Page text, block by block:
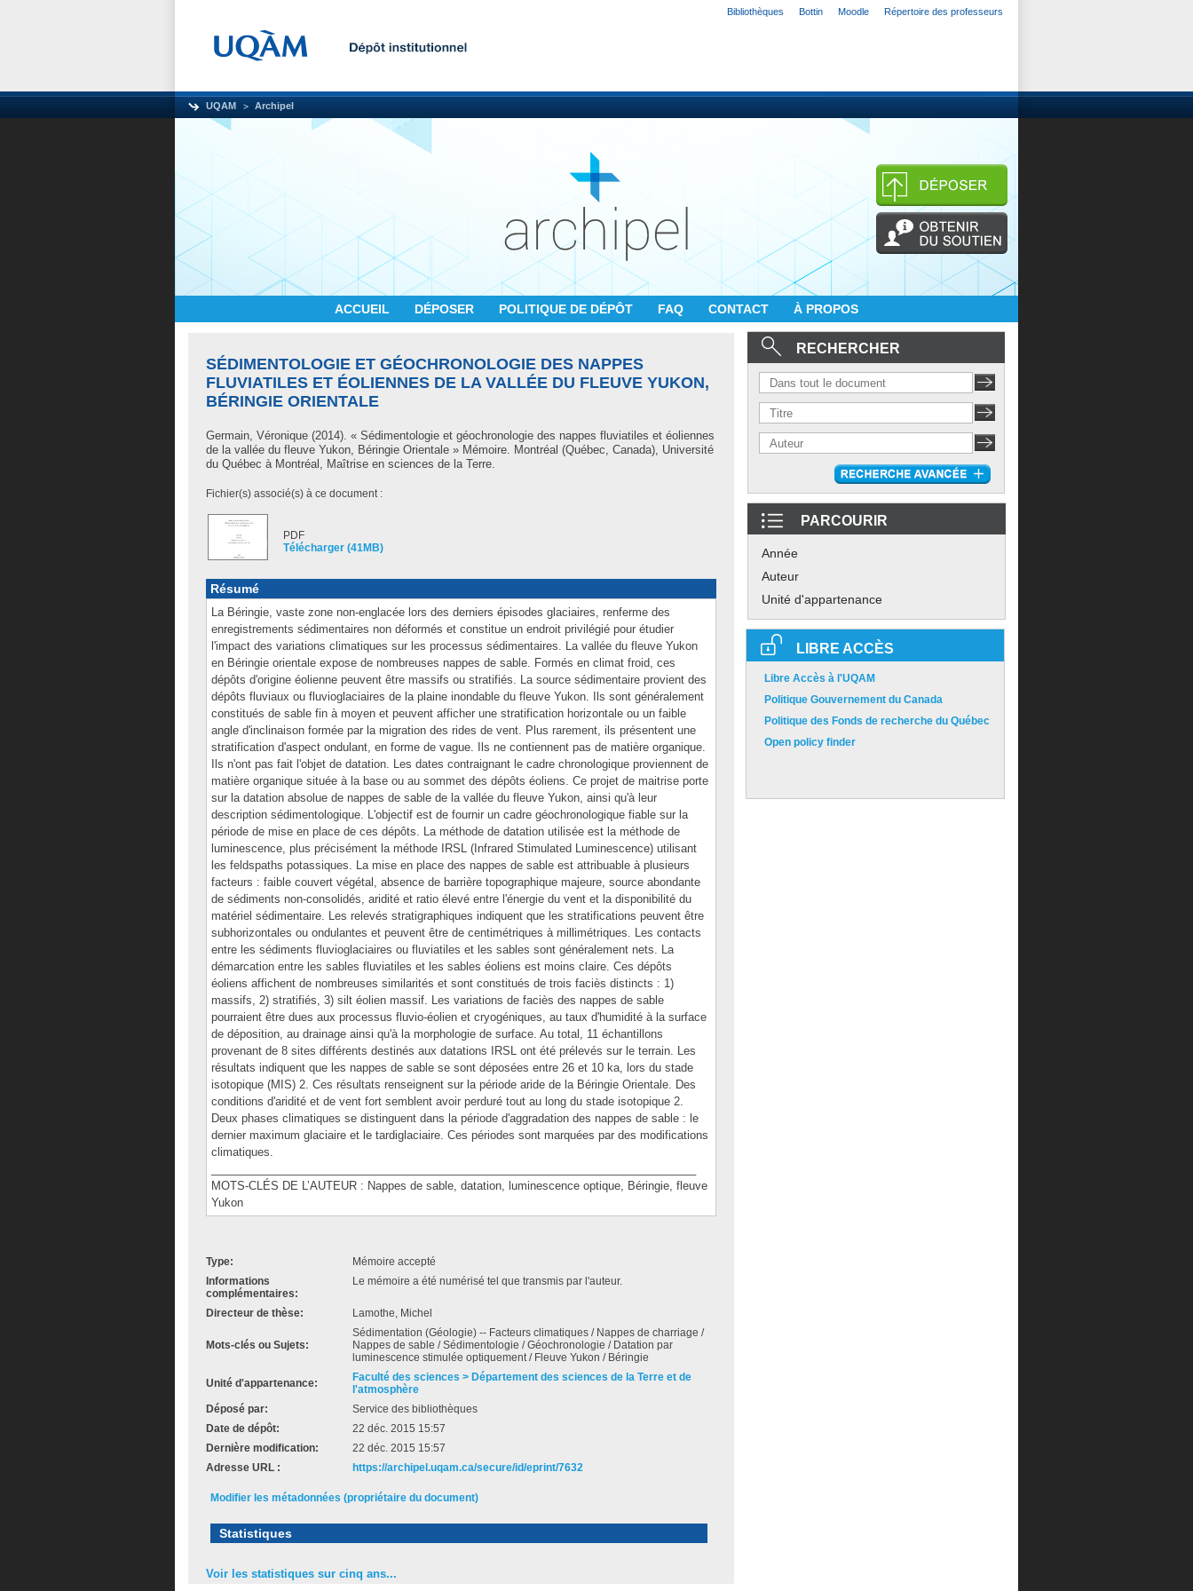
Bibliothèques Bottin Moodle Répertoire des professeurs
UQAM Archipel
ACCUEIL DÉPOSER POLITIQUE DE DÉPÔT FAQ CONTACT À PROPOS
SÉDIMENTOLOGIE ET GÉOCHRONOLOGIE DES NAPPES
FLUVIATILES ET ÉOLIENNES DE LA VALLÉE DU FLEUVE YUKON,
BÉRINGIE ORIENTALE
Germain, Véronique (2014). « Sédimentologie et géochronologie des nappes fluviatiles et éoliennes
de la vallée du fleuve Yukon, Béringie Orientale » Mémoire. Montréal (Québec, Canada), Université
du Québec à Montréal, Maîtrise en sciences de la Terre.
Fichier(s) associé(s) à ce document :
PDF
Télécharger (41MB)
Résumé
La Béringie, vaste zone non-englacée lors des derniers épisodes glaciaires, renferme des
enregistrements sédimentaires non déformés et constitue un endroit privilégié pour étudier
l'impact des variations climatiques sur les processus sédimentaires. La vallée du fleuve Yukon
en Béringie orientale expose de nombreuses nappes de sable. Formés en climat froid, ces
dépôts d'origine éolienne peuvent être massifs ou stratifiés. La source sédimentaire provient des
dépôts fluviaux ou fluvioglaciaires de la plaine inondable du fleuve Yukon. Ils sont généralement
constitués de sable fin à moyen et peuvent afficher une stratification horizontale ou un faible
angle d'inclinaison formée par la migration des rides de vent. Plus rarement, ils présentent une
stratification d'aspect ondulant, en forme de vague. Ils ne contiennent pas de matière organique.
Ils n'ont pas fait l'objet de datation. Les dates contraignant le cadre chronologique proviennent de
matière organique située à la base ou au sommet des dépôts éoliens. Ce projet de maitrise porte
sur la datation absolue de nappes de sable de la vallée du fleuve Yukon, ainsi qu'à leur
description sédimentologique. L'objectif est de fournir un cadre géochronologique fiable sur la
période de mise en place de ces dépôts. La méthode de datation utilisée est la méthode de
luminescence, plus précisément la méthode IRSL (Infrared Stimulated Luminescence) utilisant
les feldspaths potassiques. La mise en place des nappes de sable est attribuable à plusieurs
facteurs : faible couvert végétal, absence de barrière topographique majeure, source abondante
de sédiments non-consolidés, aridité et ratio élevé entre l'énergie du vent et la disponibilité du
matériel sédimentaire. Les relevés stratigraphiques indiquent que les stratifications peuvent être
subhorizontales ou ondulantes et peuvent être de centimétriques à millimétriques. Les contacts
entre les sédiments fluvioglaciaires ou fluviatiles et les sables sont généralement nets. La
démarcation entre les sables fluviatiles et les sables éoliens est moins claire. Ces dépôts
éoliens affichent de nombreuses similarités et sont constitués de trois faciès distincts : 1)
massifs, 2) stratifiés, 3) silt éolien massif. Les variations de faciès des nappes de sable
pourraient être dues aux processus fluvio-éolien et cryogéniques, au taux d'humidité à la surface
de déposition, au drainage ainsi qu'à la morphologie de surface. Au total, 11 échantillons
provenant de 8 sites différents destinés aux datations IRSL ont été prélevés sur le terrain. Les
résultats indiquent que les nappes de sable se sont déposées entre 26 et 10 ka, lors du stade
isotopique (MIS) 2. Ces résultats renseignent sur la période aride de la Béringie Orientale. Des
conditions d'aridité et de vent fort semblent avoir perduré tout au long du stade isotopique 2.
Deux phases climatiques se distinguent dans la période d'aggradation des nappes de sable : le
dernier maximum glaciaire et le tardiglaciaire. Ces périodes sont marquées par des modifications
climatiques.
MOTS-CLÉS DE L’AUTEUR : Nappes de sable, datation, luminescence optique, Béringie, fleuve
Yukon
Type:
Mémoire accepté
Informations
complémentaires:
Le mémoire a été numérisé tel que transmis par l'auteur.
Directeur de thèse: Lamothe, Michel
Mots-clés ou Sujets:
Sédimentation (Géologie) -- Facteurs climatiques / Nappes de charriage /
Nappes de sable / Sédimentologie / Géochronologie / Datation par
luminescence stimulée optiquement / Fleuve Yukon / Béringie
Unité d'appartenance:
Faculté des sciences > Département des sciences de la Terre et de
l'atmosphère
Déposé par:
Service des bibliothèques
Date de dépôt:
22 déc. 2015 15:57
Dernière modification:
22 déc. 2015 15:57
Adresse URL :
https://archipel.uqam.ca/secure/id/eprint/7632
Modifier les métadonnées (propriétaire du document)
Statistiques
Voir les statistiques sur cinq ans...
RECHERCHER
PARCOURIR
Année
Auteur
Unité d'appartenance
LIBRE ACCÈS
Libre Accès à l'UQAM
Politique Gouvernement du Canada
Politique des Fonds de recherche du Québec
Open policy finder